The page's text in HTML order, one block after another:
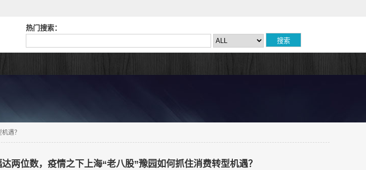
热门搜索：
遇？
两位数，疫情之下上海“老八股”豫园如何抓住消费转型机遇？